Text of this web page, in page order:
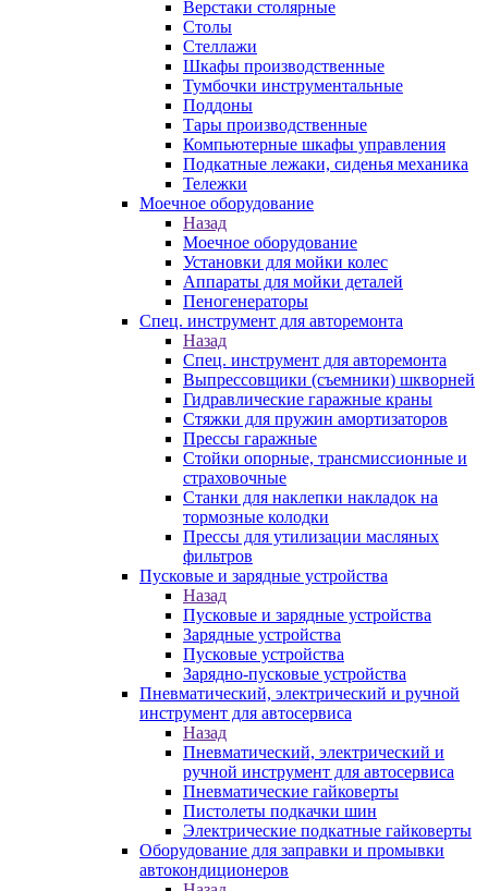
Верстаки столярные
Столы
Стеллажи
Шкафы производственные
Тумбочки инструментальные
Поддоны
Тары производственные
Компьютерные шкафы управления
Подкатные лежаки, сиденья механика
Тележки
Моечное оборудование
Назад
Моечное оборудование
Установки для мойки колес
Аппараты для мойки деталей
Пеногенераторы
Спец. инструмент для авторемонта
Назад
Спец. инструмент для авторемонта
Выпрессовщики (съемники) шкворней
Гидравлические гаражные краны
Стяжки для пружин амортизаторов
Прессы гаражные
Стойки опорные, трансмиссионные и
страховочные
Станки для наклепки накладок на
тормозные колодки
Прессы для утилизации масляных
фильтров
Пусковые и зарядные устройства
Назад
Пусковые и зарядные устройства
Зарядные устройства
Пусковые устройства
Зарядно-пусковые устройства
Пневматический, электрический и ручной
инструмент для автосервиса
Назад
Пневматический, электрический и
ручной инструмент для автосервиса
Пневматические гайковерты
Пистолеты подкачки шин
Электрические подкатные гайковерты
Оборудование для заправки и промывки
автокондиционеров